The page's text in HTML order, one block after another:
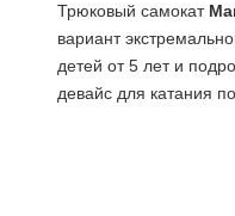
Трюковый самокат
вариант
детей от 5 лет и
девайс для катания